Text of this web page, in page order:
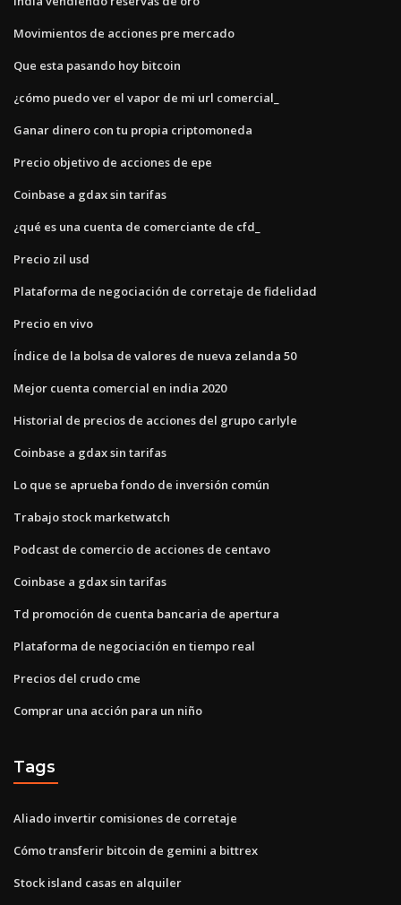
Movimientos de acciones pre mercado
Que esta pasando hoy bitcoin
¿cómo puedo ver el vapor de mi url comercial_
Ganar dinero con tu propia criptomoneda
Precio objetivo de acciones de epe
Coinbase a gdax sin tarifas
¿qué es una cuenta de comerciante de cfd_
Precio zil usd
Plataforma de negociación de corretaje de fidelidad
Precio en vivo
Índice de la bolsa de valores de nueva zelanda 50
Mejor cuenta comercial en india 2020
Historial de precios de acciones del grupo carlyle
Coinbase a gdax sin tarifas
Lo que se aprueba fondo de inversión común
Trabajo stock marketwatch
Podcast de comercio de acciones de centavo
Coinbase a gdax sin tarifas
Td promoción de cuenta bancaria de apertura
Plataforma de negociación en tiempo real
Precios del crudo cme
Comprar una acción para un niño
Tags
Aliado invertir comisiones de corretaje
Cómo transferir bitcoin de gemini a bittrex
Stock island casas en alquiler